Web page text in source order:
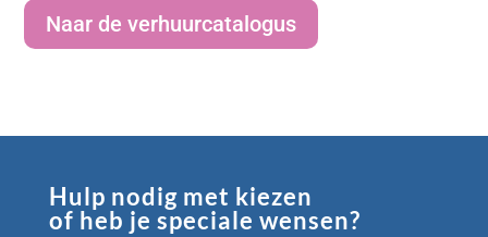
Naar de verhuurcatalogus
Hulp nodig met kiezen
of heb je speciale wensen?